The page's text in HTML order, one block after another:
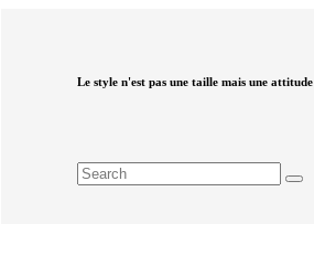
Le style n'est pas une taille mais une attitude